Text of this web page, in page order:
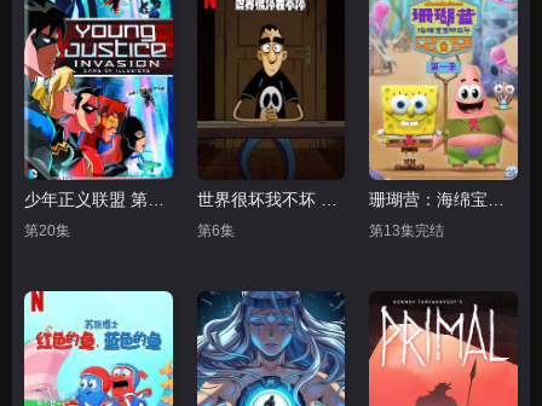
第20集 第6集 第13集完结